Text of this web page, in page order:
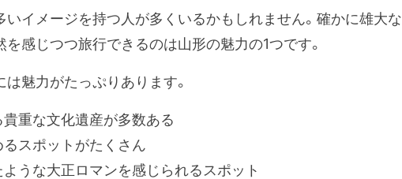
いイメージを持つ人が多くいるかもしれません。確かに雄大な
を感じつつ旅行できるのは山形の魅力の1つです。
は魅力がたっぷりあります。
重な文化遺産が多数ある
スポットがたくさん
うな大正ロマンを感じられるスポット